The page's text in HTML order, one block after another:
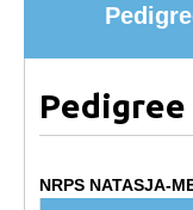
Informatie
Animal Health
Gids voor
Marktplaats
Pedigree
NRPS NATASJA-